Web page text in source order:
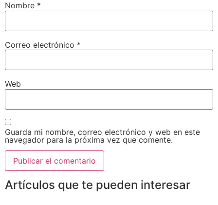
Nombre *
Correo electrónico *
Web
Guarda mi nombre, correo electrónico y web en este
navegador para la próxima vez que comente.
Artículos que te pueden interesar